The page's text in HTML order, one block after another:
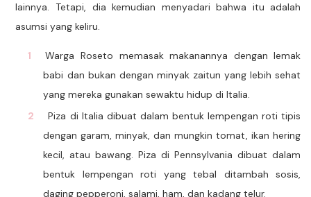
lainnya. Tetapi, dia kemudian menyadari bahwa itu adalah
asumsi yang keliru.
Warga Roseto memasak makanannya dengan lemak
babi dan bukan dengan minyak zaitun yang lebih sehat
yang mereka gunakan sewaktu hidup di Italia.
Piza di Italia dibuat dalam bentuk lempengan roti tipis
dengan garam, minyak, dan mungkin tomat, ikan hering
kecil, atau bawang. Piza di Pennsylvania dibuat dalam
bentuk lempengan roti yang tebal ditambah sosis,
daging pepperoni, salami, ham, dan kadang telur.